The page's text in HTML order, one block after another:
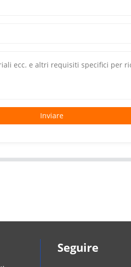
Inviare
Seguire